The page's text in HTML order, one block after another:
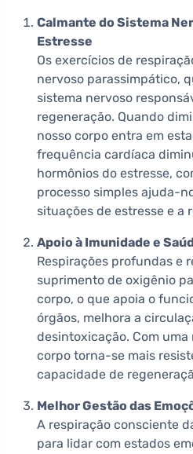
Calmante do Sistema
Estresse
Os exercícios de
nervoso parassimpático,
sistema nervoso
regeneração. Quando
nosso corpo entra em
frequência cardíaca
hormônios do estresse,
processo simples ajuda-
situações de estresse e a
Apoio à Imunidade e
Respirações profundas e
suprimento de oxigênio
corpo, o que apoia o
órgãos, melhora a
desintoxicação. Com
corpo torna-se mais
capacidade de
Melhor Gestão das
A respiração consciente
para lidar com estados